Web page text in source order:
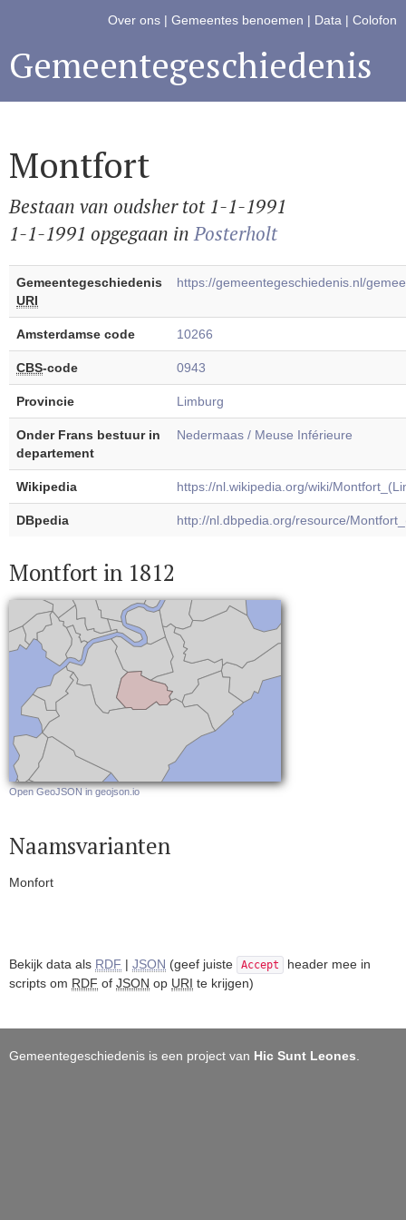
Over ons | Gemeentes benoemen | Data | Colofon
Gemeentegeschiedenis
Montfort
Bestaan van oudsher tot 1-1-1991
1-1-1991 opgegaan inPosterholt
Gemeentegeschiedenis
URI
https://gemeentegeschiedenis.nl/
Amsterdamse code 10266
CBS-code 0943
Provincie Limburg
Onder Frans bestuur in
departement
Nedermaas / Meuse Inférieure
Wikipedia https://nl.wikipedia.org/wiki/
DBpedia http://nl.dbpedia.org/resource/
Montfort in 1812
Open GeoJSON in geojson.io
Naamsvarianten
Monfort
Bekijk data als RDF | JSON (geef juiste Accept
header mee in
scripts om RDF of JSON op URI te krijgen)
Gemeentegeschiedenis is een project van Hic Sunt Leones